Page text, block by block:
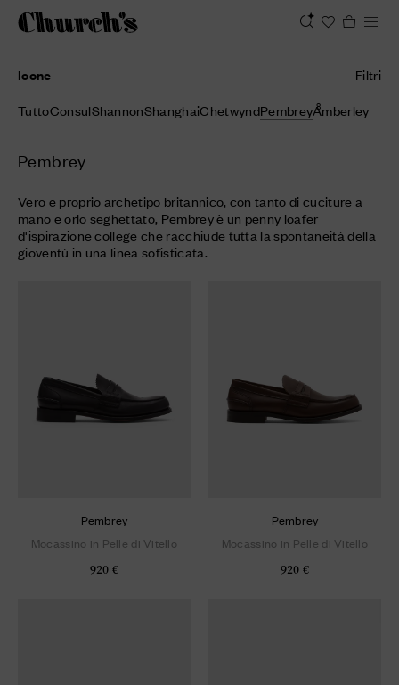
Icone
Filtri
TuttoConsulShannonShanghaiChetwyndPembrey 8
Amberley
Pembrey
Vero e proprio archetipo britannico, con tanto di cuciture a
mano e orlo seghettato, Pembrey è un penny loafer
d'ispirazione college che racchiude tutta la spontaneità della
gioventù in una linea sofisticata.
Pembrey
Mocassino in Pelle di Vitello
920 €
Pembrey
Mocassino in Pelle di Vitello
920 €